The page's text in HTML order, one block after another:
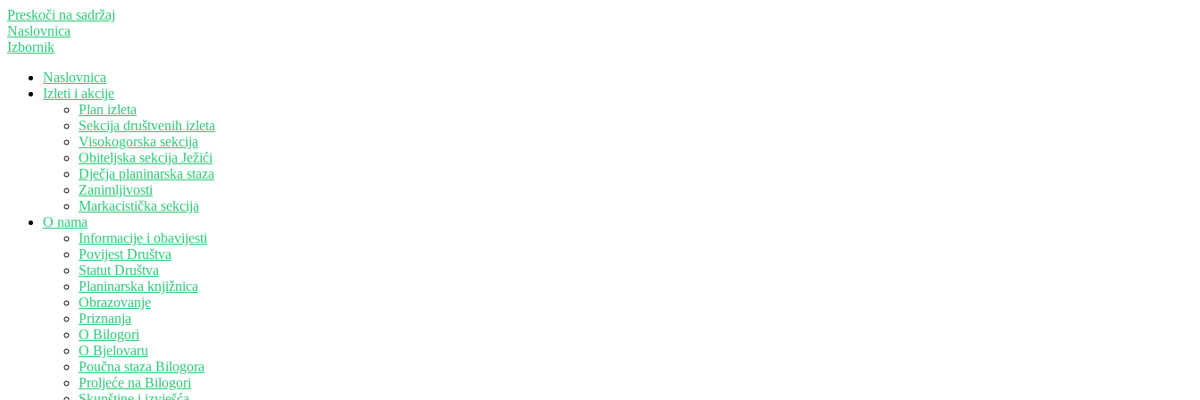
Preskoči na sadržaj
Naslovnica
Izbornik
Naslovnica
Izleti i akcije
Plan izleta
Sekcija društvenih izleta
Visokogorska sekcija
Obiteljska sekcija Ježići
Dječja planinarska staza
Zanimljivosti
Markacistička sekcija
O nama
Informacije i obavijesti
Povijest Društva
Statut Društva
Planinarska knjižnica
Obrazovanje
Priznanja
O Bilogori
O Bjelovaru
Poučna staza Bilogora
Proljeće na Bilogori